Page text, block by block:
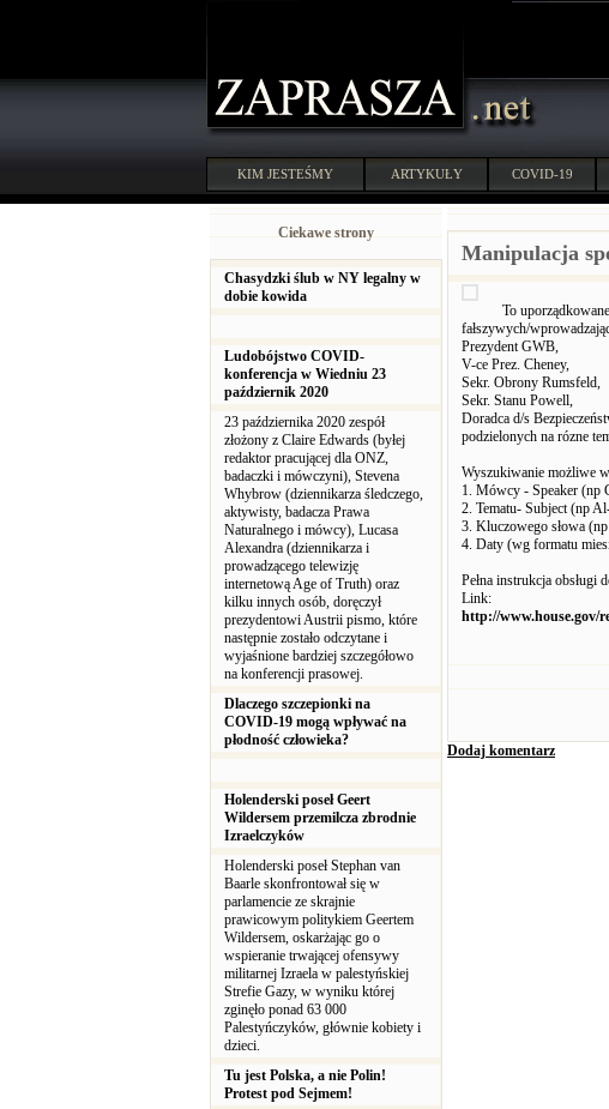
KIM JESTEŚMY ARTYKUŁY COVID-19
Ciekawe strony
Chasydzki ślub w NY legalny w
dobie kowida
Ludobójstwo COVID-
konferencja w Wiedniu 23
październik 2020
23 października 2020 zespół
złożony z Claire Edwards (byłej
redaktor pracującej dla ONZ,
badaczki i mówczyni), Stevena
Whybrow (dziennikarza śledczego,
aktywisty, badacza Prawa
Naturalnego i mówcy), Lucasa
Alexandra (dziennikarza i
prowadzącego telewizję
internetową Age of Truth) oraz
kilku innych osób, doręczył
prezydentowi Austrii pismo, które
następnie zostało odczytane i
wyjaśnione bardziej szczegółowo
na konferencji prasowej.
Dlaczego szczepionki na
COVID-19 mogą wpływać na
płodność człowieka?
Holenderski poseł Geert
Wildersem przemilcza zbrodnie
Izraelczyków
Holenderski poseł Stephan van
Baarle skonfrontował się w
parlamencie ze skrajnie
prawicowym politykiem Geertem
Wildersem, oskarżając go o
wspieranie trwającej ofensywy
militarnej Izraela w palestyńskiej
Strefie Gazy, w wyniku której
zginęło ponad 63 000
Palestyńczyków, głównie kobiety i
dzieci.
Tu jest Polska, a nie Polin!
Protest pod Sejmem!
Manipulacja
To
fałszywych/
Prezydent GWB,
V-ce Prez. Cheney,
Sekr. Obrony Rumsfeld,
Sekr. Stanu Powell,
Doradca d/s
podzielonych na rózne
Wyszukiwanie możliwe
1. Mówcy - Speaker (np
2. Tematu- Subject (np
3. Kluczowego słowa
4. Daty (wg formatu
Pełna instrukcja
Link:
http://www.house.gov/
Dodaj komentarz